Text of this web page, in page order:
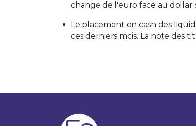
change de l'euro face au dollar
Le placement en cash des
ces derniers mois. La note des